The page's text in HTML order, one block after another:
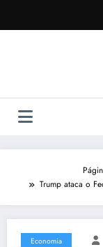
o
Trump ataca o
Economia